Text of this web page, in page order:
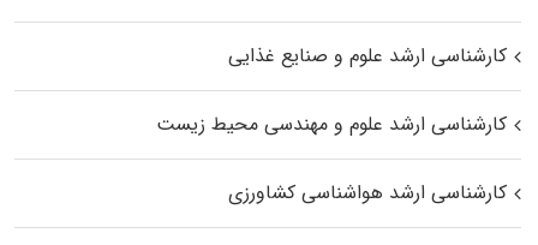
کارشناسی ارشد علوم و صنایع غذایی
کارشناسی ارشد علوم و مهندسی محیط زیست
کارشناسی ارشد هواشناسی کشاورزی